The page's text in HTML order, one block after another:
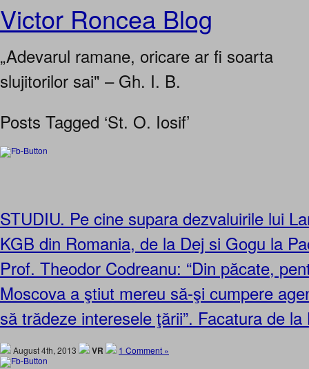
Victor Roncea Blog
„Adevarul ramane, oricare ar fi soarta
slujitorilor sai" – Gh. I. B.
Posts Tagged ‘St. O. Iosif’
STUDIU. Pe cine supara dezvaluirile lui
KGB din Romania, de la Dej si Gogu la
Prof. Theodor Codreanu: “Din păcate,
Moscova a ştiut mereu să-şi cumpere
să trădeze interesele ţării”. Facatura de la
August 4th, 2013 VR 1 Comment »